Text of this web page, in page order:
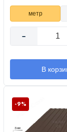
метр
-
В
-9%